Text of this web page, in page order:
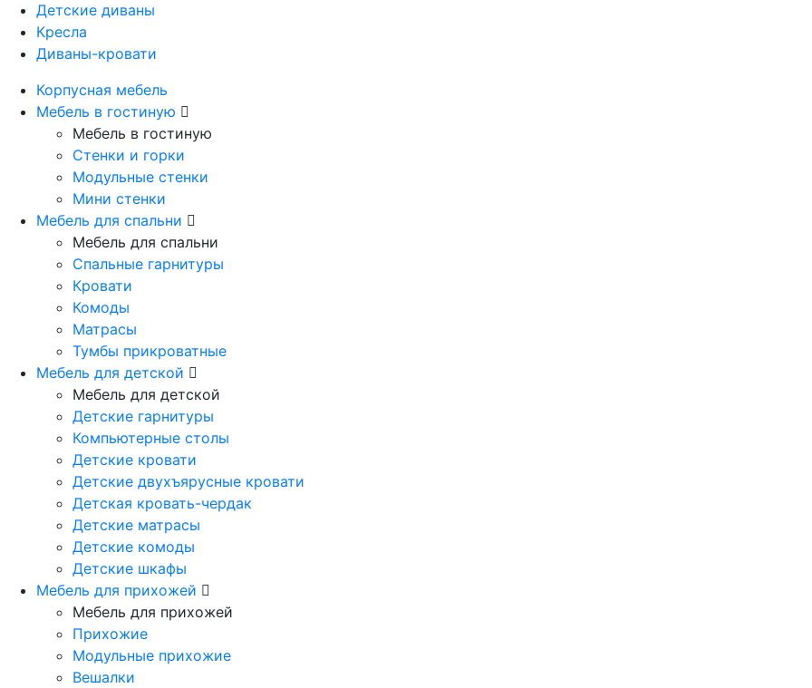
Детские диваны
Кресла
Диваны-кровати
Корпусная мебель
Мебель в гостиную
Мебель в гостиную
Стенки и горки
Модульные стенки
Мини стенки
Мебель для спальни
Мебель для спальни
Спальные гарнитуры
Кровати
Комоды
Матрасы
Тумбы прикроватные
Мебель для детской
Мебель для детской
Детские гарнитуры
Компьютерные столы
Детские кровати
Детские двухъярусные кровати
Детская кровать-чердак
Детские матрасы
Детские комоды
Детские шкафы
Мебель для прихожей
Мебель для прихожей
Прихожие
Модульные прихожие
Вешалки